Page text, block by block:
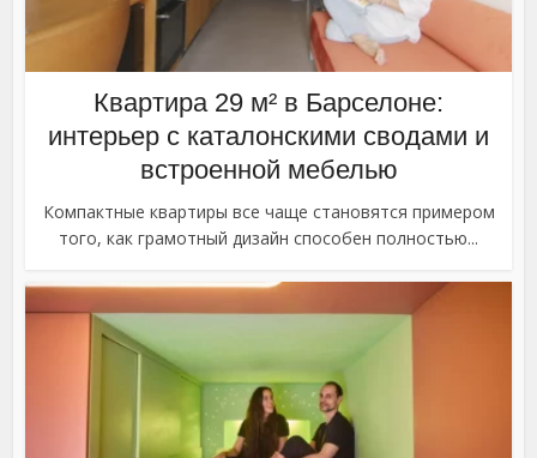
Квартира 29 м² в Барселоне:
интерьер с каталонскими сводами и
встроенной мебелью
Компактные квартиры все чаще становятся примером
того, как грамотный дизайн способен полностью...